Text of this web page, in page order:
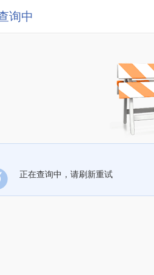
询中
正在查询中，请刷新重试